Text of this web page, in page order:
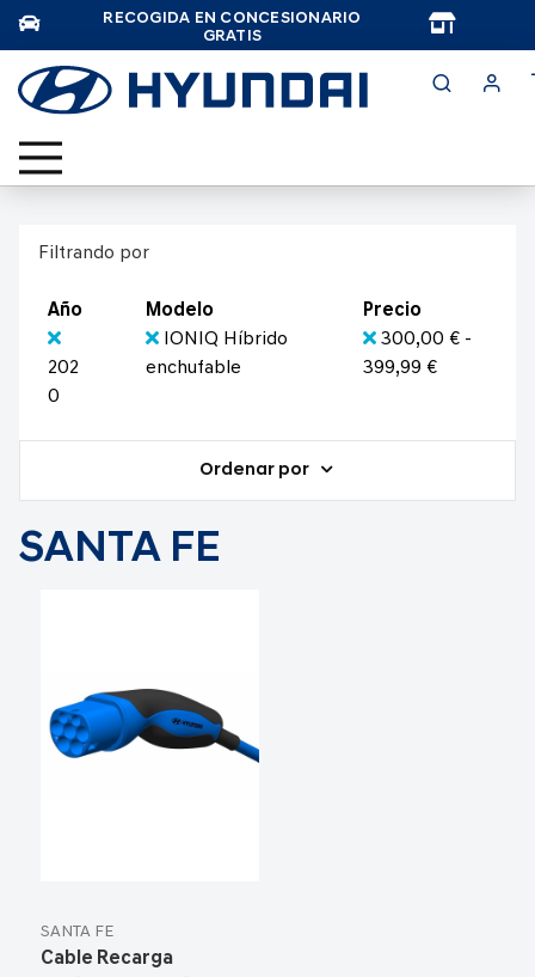
RECOGIDA EN CONCESIONARIO
GRATIS
Filtrando por
Año
202
0
Modelo
IONIQ Híbrido
enchufable
Precio
300,00 € -
399,99 €
Ordenar por
SANTA FE
SANTA FE
Cable Recarga